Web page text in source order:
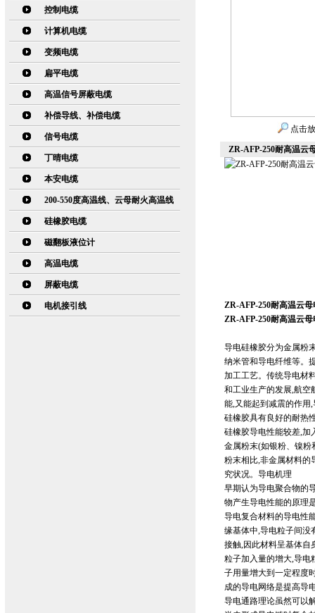
控制电缆
计算机电缆
变频电缆
扁平电缆
高温信号屏蔽电缆
补偿导线、补偿电缆
信号电缆
丁晴电缆
本安电缆
200-550度高温线、云母耐火高温线
硅橡胶电缆
磁翻板液位计
高温电缆
屏蔽电缆
电机接引线
点击
ZR-AFP-250耐高温云
ZR-AFP-250耐高温云
ZR-AFP-250耐高温云
导电硅橡胶分为金属粉
纳米管和导电纤维等。
加工工艺。传统导电材
和工业生产的发展,航空
能,又能起到减震的作用
硅橡胶具有良好的耐热
硅橡胶导电性能较差,加
金属粉末(如银粉、镍粉
粉末相比,非金属材料的
究状况。导电机理
早期认为导电聚合物的
物产生导电性能的原理
导电复合材料的导电性
缘基体中,导电粒子间没
接触,因此材料呈基体自
粒子加入量的增大,导电
子用量增大到一定程度
成的导电网络是提高导
导电通路理论虽然可以